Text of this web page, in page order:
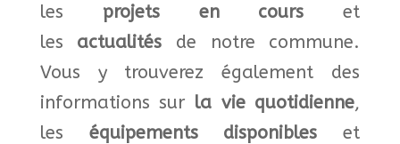
les
projets en cours et
les
actualités
de notre commune.
Vous y trouverez également des
informations sur la vie quotidienne,
les équipements disponibles
et